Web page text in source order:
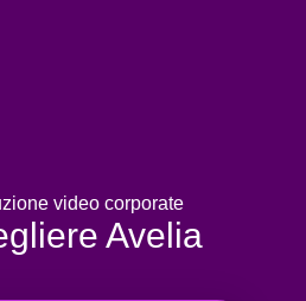
video corporate
Avelia